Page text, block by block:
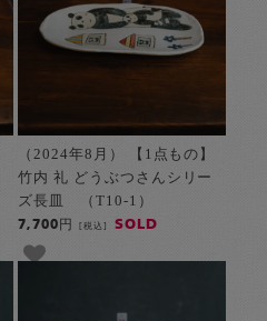
（2024年8月） 【1点もの】
竹内 礼 どうぶつさんシリー
ズ長皿 （T10-1）
7,700円 [税込] SOLD